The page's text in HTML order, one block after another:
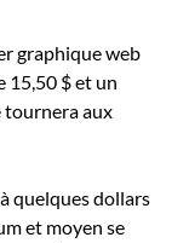
graphique web
15,50 $ et un
tournera aux
quelques dollars
et moyen se